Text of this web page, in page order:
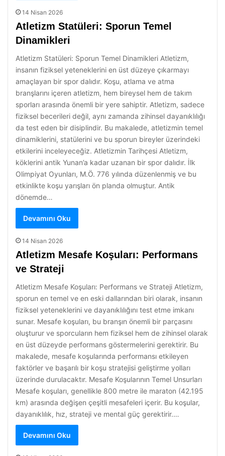
14 Nisan 2026
Atletizm Statüleri: Sporun Temel
Dinamikleri
Atletizm Statüleri: Sporun Temel Dinamikleri Atletizm,
insanın fiziksel yeteneklerini en üst düzeye çıkarmayı
amaçlayan bir spor dalıdır. Koşu, atlama ve atma
branşlarını içeren atletizm, hem bireysel hem de takım
sporları arasında önemli bir yere sahiptir. Atletizm, sadece
fiziksel becerileri değil, aynı zamanda zihinsel dayanıklılığı
da test eden bir disiplindir. Bu makalede, atletizmin temel
dinamiklerini, statülerini ve bu sporun bireyler üzerindeki
etkilerini inceleyeceğiz. Atletizmin Tarihçesi Atletizm,
köklerini antik Yunan’a kadar uzanan bir spor dalıdır. İlk
Olimpiyat Oyunları, M.Ö. 776 yılında düzenlenmiş ve bu
etkinlikte koşu yarışları ön planda olmuştur. Antik
dönemde…
Devamını Oku
14 Nisan 2026
Atletizm Mesafe Koşuları: Performans
ve Strateji
Atletizm Mesafe Koşuları: Performans ve Strateji Atletizm,
sporun en temel ve en eski dallarından biri olarak, insanın
fiziksel yeteneklerini ve dayanıklılığını test etme imkanı
sunar. Mesafe koşuları, bu branşın önemli bir parçasını
oluşturur ve sporcuların hem fiziksel hem de zihinsel olarak
en üst düzeyde performans göstermelerini gerektirir. Bu
makalede, mesafe koşularında performansı etkileyen
faktörler ve başarılı bir koşu stratejisi geliştirme yolları
üzerinde durulacaktır. Mesafe Koşularının Temel Unsurları
Mesafe koşuları, genellikle 800 metre ile maraton (42.195
km) arasında değişen çeşitli mesafeleri içerir. Bu koşular,
dayanıklılık, hız, strateji ve mental güç gerektirir.…
Devamını Oku